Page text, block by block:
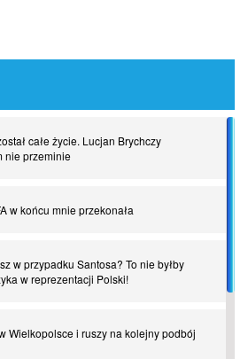
całe życie. Lucjan Brychczy
nie przeminie
w końcu mnie przekonała
w przypadku Santosa? To nie byłby
w reprezentacji Polski!
Wielkopolsce i ruszy na kolejny podbój